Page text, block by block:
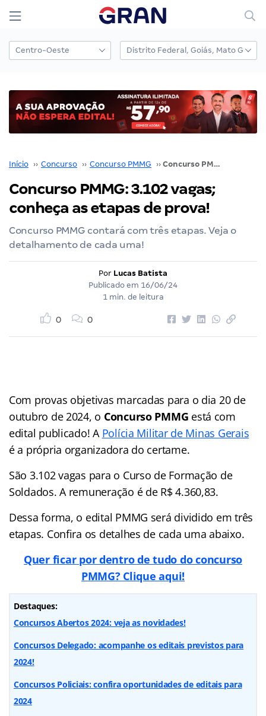
Início ›› Concurso ›› Concurso PMMG ›› Concurso PMMG: 3.102 vagas; conheça as etapas de prova!
Concurso PMMG: 3.102 vagas;
conheça as etapas de prova!
Concurso PMMG contará com três etapas. Veja o
detalhamento de cada uma!
Por Lucas Batista
Publicado em 16/06/24
1 min. de leitura
0 0
Com provas objetivas marcadas para o dia 20 de
outubro de 2024, o Concurso PMMG está com
edital publicado! A Polícia Militar de Minas Gerais
é a própria organizadora do certame.
São 3.102 vagas para o Curso de Formação de
Soldados. A remuneração é de R$ 4.360,83.
Dessa forma, o edital PMMG será dividido em três
etapas. Confira os detalhes de cada uma abaixo.
Quer ficar por dentro de tudo do concurso
PMMG? Clique aqui!
Destaques:
Concursos Abertos 2024: veja as novidades!
Concursos Delegado: acompanhe os editais previstos para
2024!
Concursos Policiais: confira oportunidades de editais para
2024